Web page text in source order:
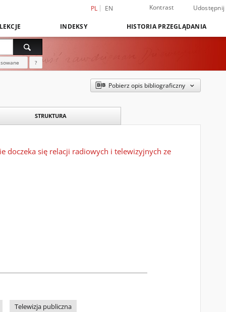
PL EN Kontrast Udostępnij
INDEKSY HISTORIA PRZEGLĄDANIA
?
Pobierz opis bibliograficzny
STRUKTURA
doczeka się relacji radiowych i telewizyjnych ze
Telewizja publiczna